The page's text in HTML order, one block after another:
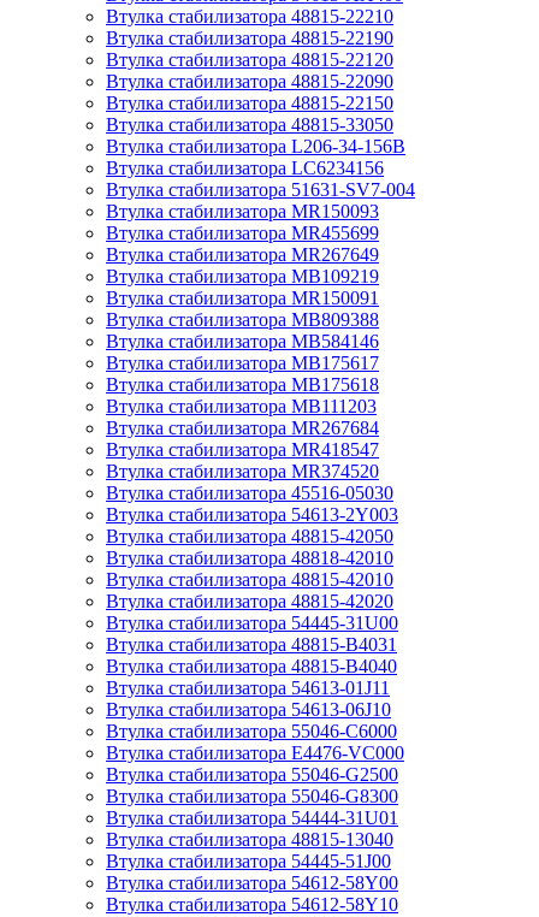
Втулка стабилизатора 48815-22210
Втулка стабилизатора 48815-22190
Втулка стабилизатора 48815-22120
Втулка стабилизатора 48815-22090
Втулка стабилизатора 48815-22150
Втулка стабилизатора 48815-33050
Втулка стабилизатора L206-34-156B
Втулка стабилизатора LC6234156
Втулка стабилизатора 51631-SV7-004
Втулка стабилизатора MR150093
Втулка стабилизатора MR455699
Втулка стабилизатора MR267649
Втулка стабилизатора MB109219
Втулка стабилизатора MR150091
Втулка стабилизатора MB809388
Втулка стабилизатора MB584146
Втулка стабилизатора MB175617
Втулка стабилизатора MB175618
Втулка стабилизатора MB111203
Втулка стабилизатора MR267684
Втулка стабилизатора MR418547
Втулка стабилизатора MR374520
Втулка стабилизатора 45516-05030
Втулка стабилизатора 54613-2Y003
Втулка стабилизатора 48815-42050
Втулка стабилизатора 48818-42010
Втулка стабилизатора 48815-42010
Втулка стабилизатора 48815-42020
Втулка стабилизатора 54445-31U00
Втулка стабилизатора 48815-B4031
Втулка стабилизатора 48815-B4040
Втулка стабилизатора 54613-01J11
Втулка стабилизатора 54613-06J10
Втулка стабилизатора 55046-C6000
Втулка стабилизатора E4476-VC000
Втулка стабилизатора 55046-G2500
Втулка стабилизатора 55046-G8300
Втулка стабилизатора 54444-31U01
Втулка стабилизатора 48815-13040
Втулка стабилизатора 54445-51J00
Втулка стабилизатора 54612-58Y00
Втулка стабилизатора 54612-58Y10